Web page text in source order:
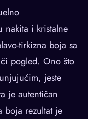
nakita i kristalne
tirkizna boja sa
pogled. Ono što
jeste
je autentičan
boja rezultat je